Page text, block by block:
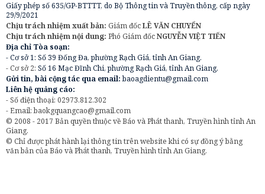
Giấy phép số 635/GP-BTTTT, do Bộ Thông tin và Truyền thông, cấp ngày
29/9/2021
Chịu trách nhiệm xuất bản: Giám đốcLÊ VĂN CHUYỂN
Chịu trách nhiệm nội dung: Phó Giám đốcNGUYỄN VIỆT TIẾN
Địa chỉ Tòa soạn:
- Cơ sở 1: Số 39 Đống Đa, phường Rạch Giá, tỉnh An Giang.
- Cơ sở 2: Số 16 Mạc Đĩnh Chi, phường Rạch Giá, tỉnh An Giang.
Gửi tin, bài cộng tác qua email:baoagdientu@gmail.com
Liên hệ quảng cáo:
- Số điện thoại: 02973.812.302
- Email:baokgquangcao@gmail.com
© 2008 - 2017 Bản quyền thuộc về Báo và Phát thanh, Truyền hình tỉnh An
Giang.
© Chỉ được phát hành lại thông tin trên website khi có sự đồng ý bằng
văn bản của Báo và Phát thanh, Truyền hình tỉnh An Giang.